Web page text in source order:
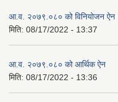
आ.व. २०७९.०८० को विनियोजन ऐन
मिति: 08/17/2022 - 13:37
आ.व. २०७९.०८० को आर्थिक ऐन
मिति: 08/17/2022 - 13:36